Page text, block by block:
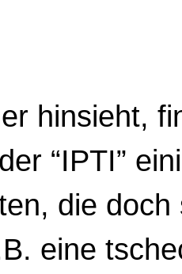
hinsieht,
“IPTI”
die doch
eine